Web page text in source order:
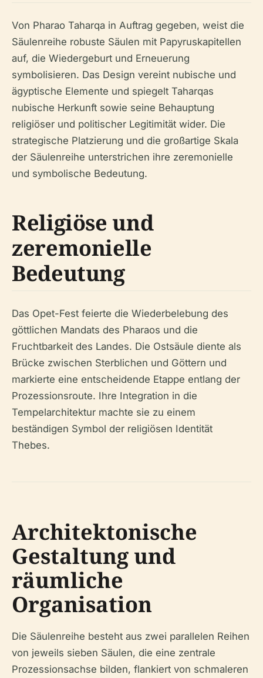
Von Pharao Taharqa in Auftrag gegeben, weist die
Säulenreihe robuste Säulen mit Papyruskapitellen
auf, die Wiedergeburt und Erneuerung
symbolisieren. Das Design vereint nubische und
ägyptische Elemente und spiegelt Taharqas
nubische Herkunft sowie seine Behauptung
religiöser und politischer Legitimität wider. Die
strategische Platzierung und die großartige Skala
der Säulenreihe unterstrichen ihre zeremonielle
und symbolische Bedeutung.
Religiöse und
zeremonielle
Bedeutung
Das Opet-Fest feierte die Wiederbelebung des
göttlichen Mandats des Pharaos und die
Fruchtbarkeit des Landes. Die Ostsäule diente als
Brücke zwischen Sterblichen und Göttern und
markierte eine entscheidende Etappe entlang der
Prozessionsroute. Ihre Integration in die
Tempelarchitektur machte sie zu einem
beständigen Symbol der religiösen Identität
Thebes.
Architektonische
Gestaltung und
räumliche
Organisation
Die Säulenreihe besteht aus zwei parallelen Reihen
von jeweils sieben Säulen, die eine zentrale
Prozessionsachse bilden, flankiert von schmaleren